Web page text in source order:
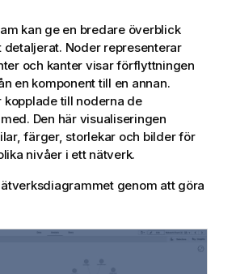
kan ge en bredare överblick
Noder representerar
och kanter visar förflyttningen
en komponent till en annan.
kopplade till noderna de
Den här visualiseringen
färger, storlekar och bilder för
nivåer i ett nätverk.
genom att göra